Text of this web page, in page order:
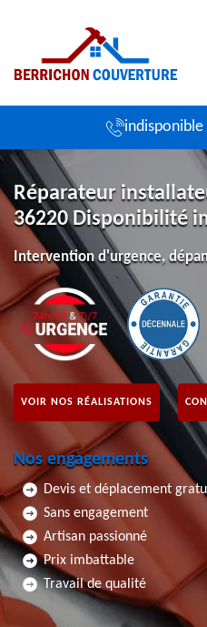
indisponible
Réparateur
36220 Disponibilité
Intervention d'urgence,
VOIR NOS RÉALISATIONS
Nos engagements
Devis et déplacement
Sans engagement
Artisan passionné
Prix imbattable
Travail de qualité